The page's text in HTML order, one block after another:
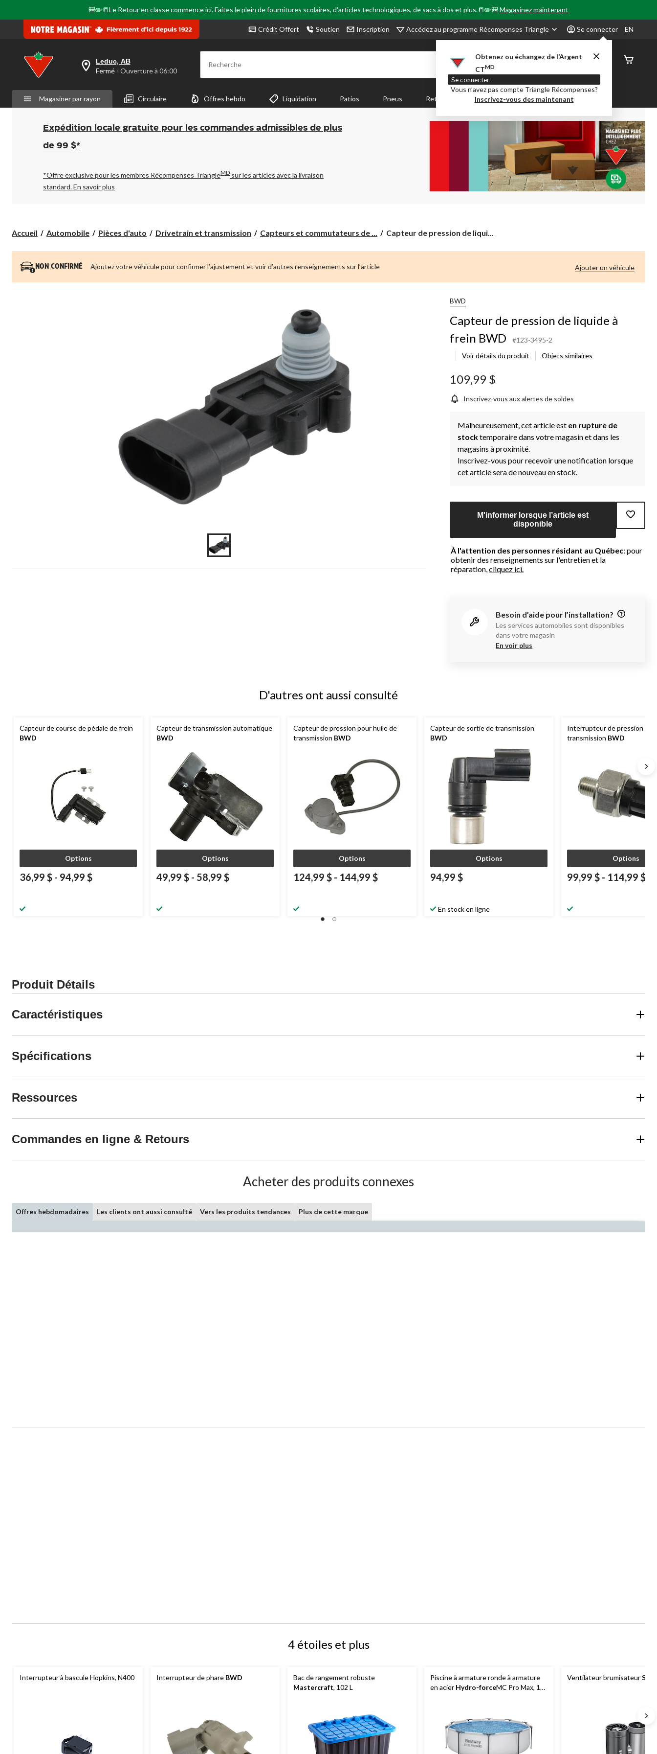
🎒✏️📒Le Retour en classe commence ici. Faites le plein de fournitures scolaires, d'articles technologiques, de sacs à dos et plus.📒✏️🎒Magasinez maintenant
Crédit Offert Soutien Inscription Accédez au programme Récompenses Triangle Se connecter
Obtenez ou échangez de l’Argent
CTMD
Se connecter
Vous n’avez pas compte Triangle Récompenses?
Inscrivez-vous des maintenant
EN
votre
est
Leduc,
AB,
Fermé,
Ouverture
à
pour
changer
Leduc, AB
Fermé ⋅ Ouverture à 06:00 Recherche
État de
Magasiner par rayon Circulaire Offres hebdo Liquidation Patios Pneus Retour en Classe Party City Centre-auto
Expédition locale gratuite pour les commandes admissibles de plus
de 99 $*
*Offre exclusive pour les membres Récompenses TriangleMD sur les articles avec la livraison
standard.En savoir plus
Accueil Automobile Pièces d'auto Drivetrain et transmission Capteurs et commutateurs de ...
Capteur
pression
Capteur de pression de liqui...
NON CONFIRMÉ Ajoutez votre véhicule pour confirmer l’ajustement et voir d’autres renseignements sur l’article Ajouter un véhicule
BWD
Capteur de pression de liquide à
frein BWD
#123-3495-2
Voir détails du produit
Objets similaires
109,99 $
Inscrivez-vous aux alertes de soldes
Malheureusement, cet article est en rupture de
stocktemporaire dans votre magasin et dans les
magasins à proximité.
Inscrivez-vous pour recevoir une notification lorsque
cet article sera de nouveau en stock.
M'informer lorsque l’article est
disponible
À l'attention des personnes résidant au Québec: pour
obtenir des renseignements sur l'entretien et la
réparation,cliquez ici.
Besoin d’aide pour l’installation?
Les services automobiles sont disponibles
dans votre magasin
En voir plus
D'autres ont aussi consulté
Capteur de course de pédale de frein
BWD
Options
36,99 $ - 94,99 $
Capteur de transmission automatique
BWD
Options
49,99 $ - 58,99 $
Capteur de pression pour huile de
transmission BWD
Options
124,99 $ - 144,99 $
Capteur de sortie de transmission
BWD
Options
94,99 $
En stock en ligne
Interrupteur de pression
transmission BWD
Options
99,99 $ - 114,99 $
Produit Détails
Caractéristiques
Spécifications
Ressources
Commandes en ligne & Retours
Acheter des produits connexes
Offres hebdomadaires Les clients ont aussi consulté Vers les produits tendances Plus de cette marque
4 étoiles et plus
Interrupteur à bascule Hopkins, N400 Interrupteur de phare BWD
Bac de rangement robuste
Mastercraft, 102 L
Piscine à armature ronde à armature
en acier Hydro-forceMC Pro Max, 10
Ventilateur brumisateur